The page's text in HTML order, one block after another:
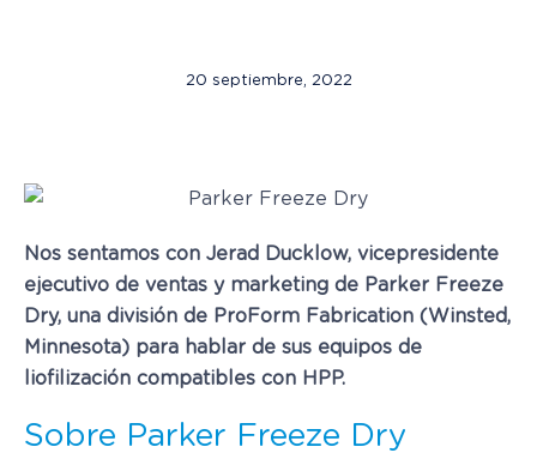
20 septiembre, 2022
Nos sentamos con Jerad Ducklow, vicepresidente
ejecutivo de ventas y marketing de Parker Freeze
Dry, una división de ProForm Fabrication (Winsted,
Minnesota) para hablar de sus equipos de
liofilización compatibles con HPP.
Sobre Parker Freeze Dry